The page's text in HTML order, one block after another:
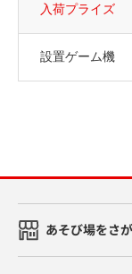
入荷プライズ
設置ゲーム機
あそび場をさ